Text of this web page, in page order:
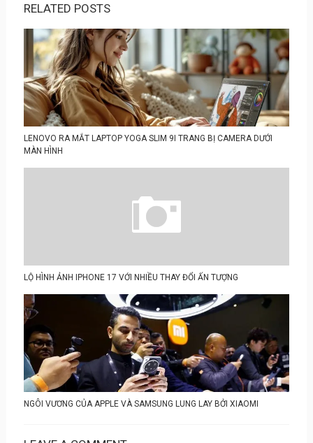
RELATED POSTS
LENOVO RA MẮT LAPTOP YOGA SLIM 9I TRANG BỊ CAMERA DƯỚI
MÀN HÌNH
LỘ HÌNH ẢNH IPHONE 17 VỚI NHIỀU THAY ĐỔI ẤN TƯỢNG
NGÔI VƯƠNG CỦA APPLE VÀ SAMSUNG LUNG LAY BỞI XIAOMI